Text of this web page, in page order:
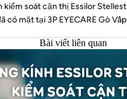
kiểm soát cận thị Essilor Stellest
có mặt tại 3P EYECARE Gò Vấp
Bài viết liên quan